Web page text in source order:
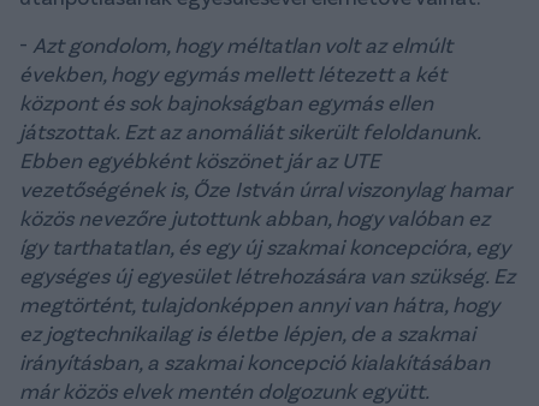
- Azt gondolom, hogy méltatlan volt az elmúlt
években, hogy egymás mellett létezett a két
központ és sok bajnokságban egymás ellen
játszottak. Ezt az anomáliát sikerült feloldanunk.
Ebben egyébként köszönet jár az UTE
vezetőségének is, Őze István úrral viszonylag hamar
közös nevezőre jutottunk abban, hogy valóban ez
így tarthatatlan, és egy új szakmai koncepcióra, egy
egységes új egyesület létrehozására van szükség. Ez
megtörtént, tulajdonképpen annyi van hátra, hogy
ez jogtechnikailag is életbe lépjen, de a szakmai
irányításban, a szakmai koncepció kialakításában
már közös elvek mentén dolgozunk együtt.